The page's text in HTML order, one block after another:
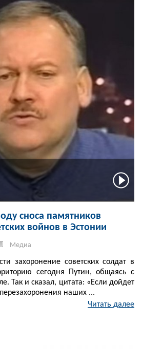
сноса памятников
войнов в Эстонии
Медиа
захоронение советских солдат в
сегодня Путин, общаясь с
Так и сказал, цитата: «Если дойдет
наших ...
Читать далее